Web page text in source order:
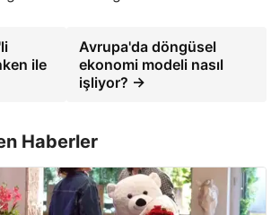
ile
Avrupa'da döngüsel
ekonomi modeli nasıl
işliyor? →
Haberler